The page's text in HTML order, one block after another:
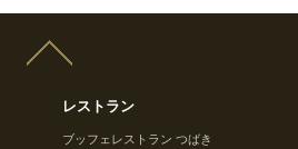
レストラン
ブッフェレストラン つばき